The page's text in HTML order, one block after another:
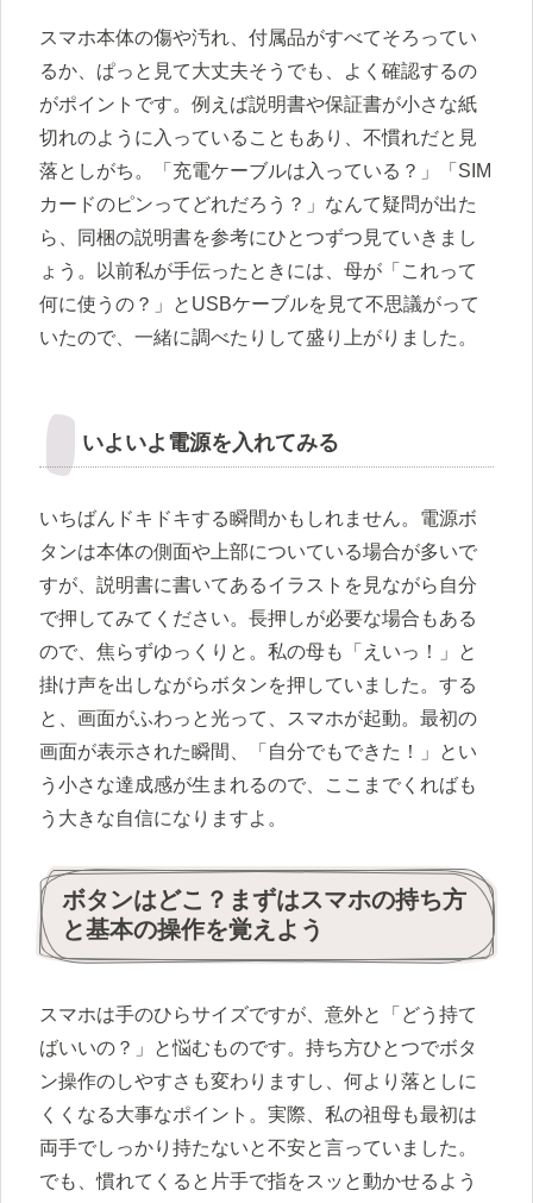
スマホ本体の傷や汚れ、付属品がすべてそろってい
るか、ぱっと見て大丈夫そうでも、よく確認するの
がポイントです。例えば説明書や保証書が小さな紙
切れのように入っていることもあり、不慣れだと見
落としがち。「充電ケーブルは入っている？」「SIM
カードのピンってどれだろう？」なんて疑問が出た
ら、同梱の説明書を参考にひとつずつ見ていきまし
ょう。以前私が手伝ったときには、母が「これって
何に使うの？」とUSBケーブルを見て不思議がって
いたので、一緒に調べたりして盛り上がりました。
いよいよ電源を入れてみる
いちばんドキドキする瞬間かもしれません。電源ボ
タンは本体の側面や上部についている場合が多いで
すが、説明書に書いてあるイラストを見ながら自分
で押してみてください。長押しが必要な場合もある
ので、焦らずゆっくりと。私の母も「えいっ！」と
掛け声を出しながらボタンを押していました。する
と、画面がふわっと光って、スマホが起動。最初の
画面が表示された瞬間、「自分でもできた！」とい
う小さな達成感が生まれるので、ここまでくればも
う大きな自信になりますよ。
ボタンはどこ？まずはスマホの持ち方
と基本の操作を覚えよう
スマホは手のひらサイズですが、意外と「どう持て
ばいいの？」と悩むものです。持ち方ひとつでボタ
ン操作のしやすさも変わりますし、何より落としに
くくなる大事なポイント。実際、私の祖母も最初は
両手でしっかり持たないと不安と言っていました。
でも、慣れてくると片手で指をスッと動かせるよう